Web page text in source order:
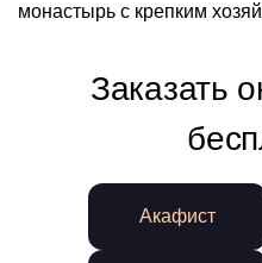
монастырь с крепким
Заказать
Акафист